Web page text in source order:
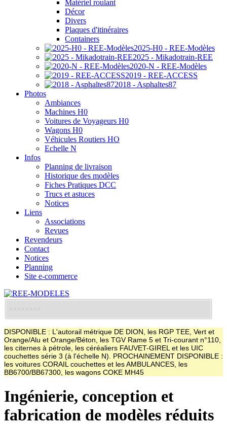
Matériel roulant
Décor
Divers
Plaques d'itinéraires
Containers
2025-H0 - REE-Modèles
2025 - Mikadotrain-REE
2020-N - REE-Modèles
2019 - REE-ACCESS
2018 - Asphaltes87
Photos
Ambiances
Machines H0
Voitures de Voyageurs H0
Wagons H0
Véhicules Routiers HO
Echelle N
Infos
Planning de livraison
Historique des modèles
Fiches Pratiques DCC
Trucs et astuces
Notices
Liens
Associations
Revues
Revendeurs
Contact
Notices
Planning
Site e-commerce
DISPONIBLE : L'autorail métrique DE DION, les RGP TEE, Vert et
Orange/Alu et Orange/Béton, les TGV Rame 5 et Tri-courant n°110,
les citernes à pétrole, les céréaliers FAUVET-GIREL et les UIC
couchettes série 3 (à l'échelle N). PROCHAINEMENT DISPONIBLE :
les voitures CORAIL couchettes et les AMBULANCES, les
BB6700/BB67300, les wagons COKE MH45
Ingénierie, conception et
fabrication de modèles réduits